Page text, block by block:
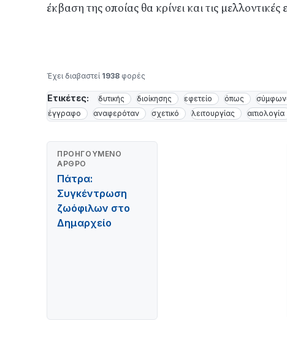
έκβαση της οποίας θα κρίνει και τις
Έχει διαβαστεί 1938 φορές
Ετικέτες: δυτικής διοίκησης εφετείο όπως
έγγραφο
αναφερόταν σχετικό λειτουργίας αιτιολογία
ΠΡΟΗΓΟΎΜΕΝΟ
ΆΡΘΡΟ
Πάτρα:
Συγκέντρωση
ζωόφιλων στο
Δημαρχείο